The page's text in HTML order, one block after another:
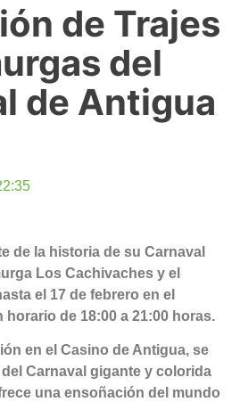
de Trajes
del
de Antigua
de la historia de su Carnaval
Los Cachivaches y el
el 17 de febrero en el
de 18:00 a 21:00 horas.
en el Casino de Antigua, se
Carnaval gigante y colorida
una ensoñación del mundo